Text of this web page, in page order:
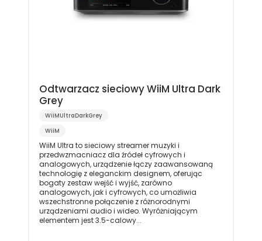
Odtwarzacz sieciowy WiiM Ultra Dark
Grey
WiiMUltraDarkGrey
WiiM
WiiM Ultra to sieciowy streamer muzyki i
przedwzmacniacz dla źródeł cyfrowych i
analogowych, urządzenie łączy zaawansowaną
technologię z eleganckim designem, oferując
bogaty zestaw wejść i wyjść, zarówno
analogowych, jak i cyfrowych, co umożliwia
wszechstronne połączenie z różnorodnymi
urządzeniami audio i wideo. Wyróżniającym
elementem jest 3.5-calowy...